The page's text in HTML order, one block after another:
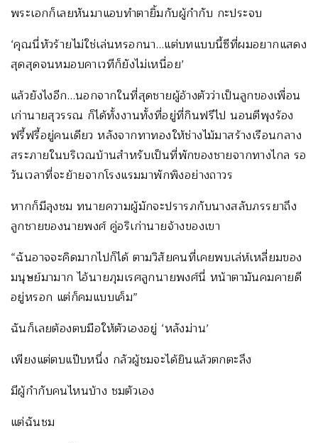
พระเอกก็เลยหันมาแอบทำตายิ้มกับผู้กำกับ กะประจบ
‘คุณนี่หัวร้ายไม่ใช่เล่นหรอกนา…แต่บทแบบนี้ซีที่ผมอยากแสดง
สุดสุดจนหมอบคาเวทีก็ยังไม่เหนื่อย’
แล้วยังไงอีก…นอกจากในที่สุดชายผู้อ้างตัวว่าเป็นลูกของเพื่อน
เก่านายสุวรรณ ก็ได้ทั้งงานทั้งที่อยู่ที่กินฟรีไป นอนตีพุงร้อง
ฟรี้ฟรี้อยู่คนเดียว หลังจากทาทองให้ช่างไม้มาสร้างเรือนกลาง
สระภายในบริเวณบ้านสำหรับเป็นที่พักของชายจากทางไกล รอ
วันเวลาที่จะย้ายจากโรงแรมมาพักพิงอย่างถาวร
หากก็มีลุงชม ทนายความผู้มักจะปรารภกับนางสลับภรรยาถึง
ลูกชายของนายพงศ์ คู่อริเก่านายจ้างของเขา
“ฉันอาจจะคิดมากไปก็ได้ ตามวิสัยคนที่เคยพบเล่ห์เหลี่ยมของ
มนุษย์มามาก ไอ้นายภุมเรศลูกนายพงศ์นี่ หน้าตามันคมคายดี
อยู่หรอก แต่ก็คมแบบเค็ม”
ฉันก็เลยต้องตบมือให้ตัวเองอยู่ ‘หลังม่าน’
เพียงแต่ตบแป๊บหนึ่ง กลัวผู้ชมจะได้ยินแล้วตกตะลึง
มีผู้กำกับคนไหนบ้าง ชมตัวเอง
แต่ฉันชม